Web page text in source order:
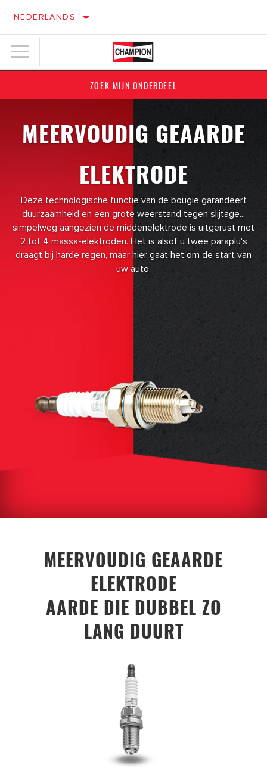
NEDERLANDS
ZOEK MIJN ONDERDEEL
MEERVOUDIG GEAARDE
ELEKTRODE
Deze technologische functie van de bougie garandeert
duurzaamheid en een grote weerstand tegen slijtage...
simpelweg aangezien de middenelektrode is uitgerust met
2 tot 4 massa-elektroden. Het is alsof u twee paraplu's
draagt bij harde regen, maar hier gaat het om de start van
uw auto.
MEERVOUDIG GEAARDE
ELEKTRODE
AARDE DIE DUBBEL ZO
LANG DUURT